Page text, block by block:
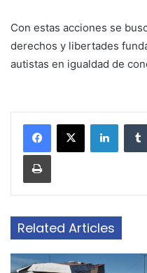
Con estas acciones se
derechos y libertades
autistas en igualdad de
Print
Related Articles